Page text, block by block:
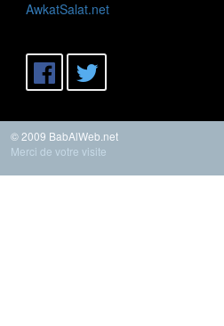
AwkatSalat.net
© 2009 BabAlWeb.net
Merci de votre visite